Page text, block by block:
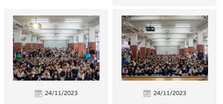
24/11/2023 24/11/2023